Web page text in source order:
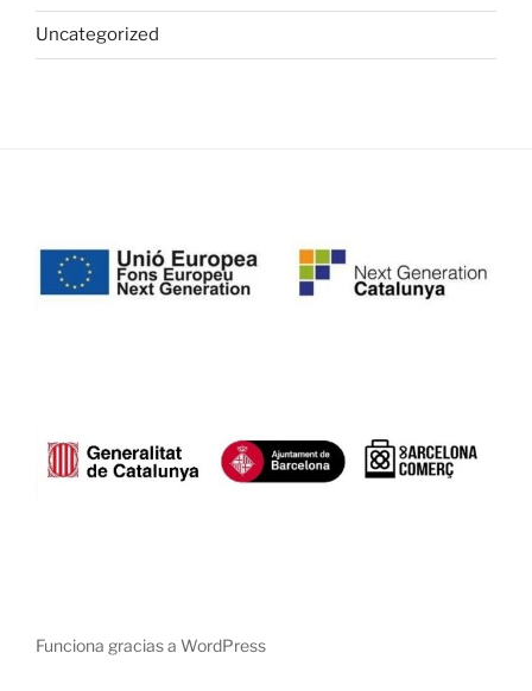
Uncategorized
Funciona gracias a WordPress